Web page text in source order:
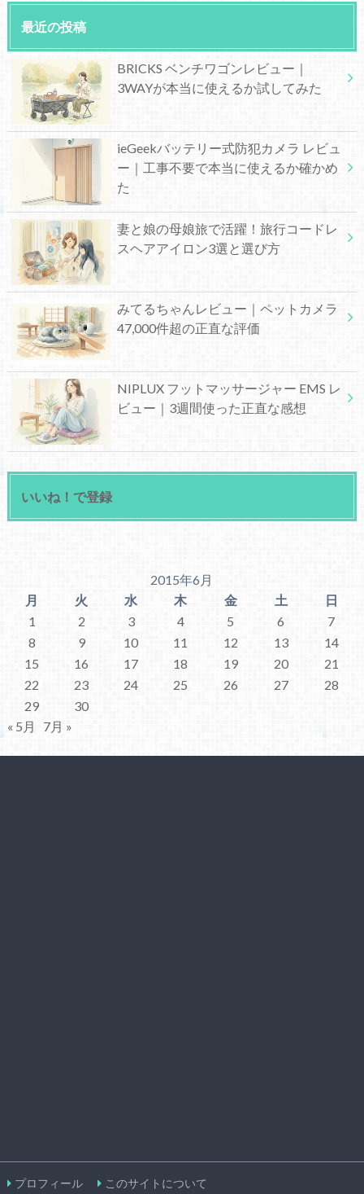
最近の投稿
BRICKS ベンチワゴンレビュー｜
3WAYが本当に使えるか試してみた
ieGeekバッテリー式防犯カメラ レビュ
ー｜工事不要で本当に使えるか確かめ
た
妻と娘の母娘旅で活躍！旅行コードレ
スヘアアイロン3選と選び方
みてるちゃんレビュー｜ペットカメラ
47,000件超の正直な評価
NIPLUX フットマッサージャー EMS レ
ビュー｜3週間使った正直な感想
いいね！で登録
2015年6月
月
火 水 木 金 土
日
1
2 3 4 5 6
7
8
9 10 11 12 13
14
15
16 17 18 19 20
21
22
23 24 25 26 27
28
29
30
« 5月
7月 »
プロフィール このサイトについて